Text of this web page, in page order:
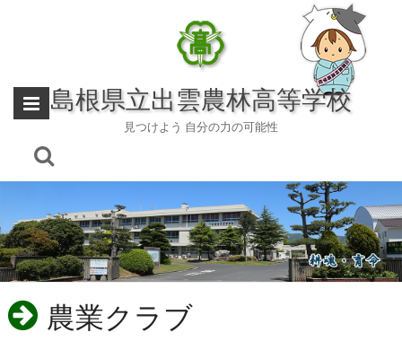
島根県立出雲農林高等学校
見つけよう 自分の力の可能性
農業クラブ